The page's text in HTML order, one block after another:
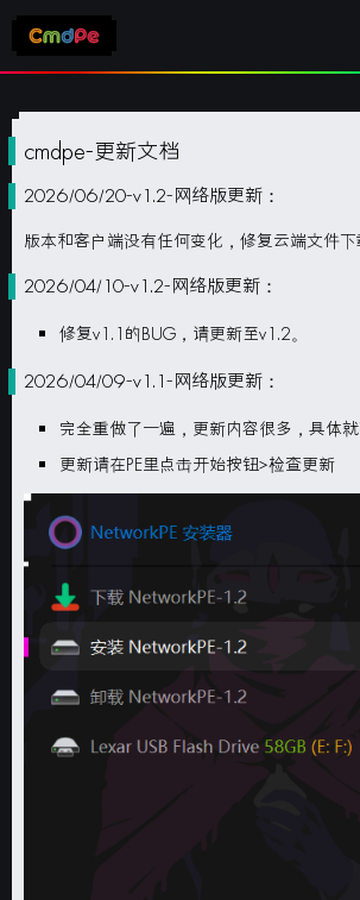
cmdpe-更新文档
2026/06/20-v1.2-网络版更新：
版本和客户端没有任何变化，修复云端文件下
2026/04/10-v1.2-网络版更新：
修复v1.1的BUG，请更新至v1.2。
2026/04/09-v1.1-网络版更新：
完全重做了一遍，更新内容很多，具体
更新请在PE里点击开始按钮>检查更新